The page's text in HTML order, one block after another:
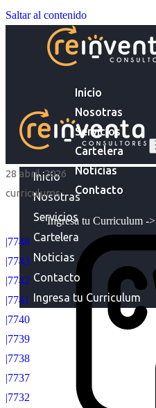
Saltar al contenido
Inicio
Nosotras
Servicios
Cartelera
Noticias
Contacto
Ingresa tu Curriculum ->
Inicio
Nosotras
Servicios
Cartelera
Noticias
Contacto
Ingresa tu Curriculum
28 abril, 2026
curriculums
|7748
|7743
|7742
|7741
|7740
|7739
|7738
|7737
|7732